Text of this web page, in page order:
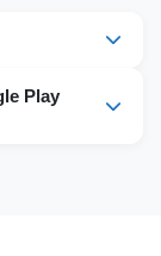
Play